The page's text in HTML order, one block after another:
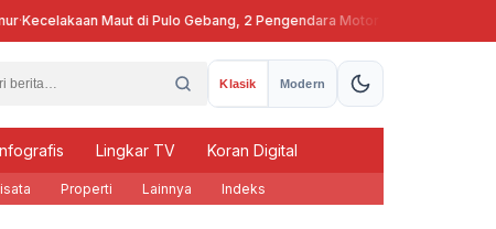
·Kecelakaan Maut di Pulo Gebang, 2 Pengendara Motor Tewas
Klasik Modern
Lingkar TV Koran Digital
Properti Lainnya Indeks